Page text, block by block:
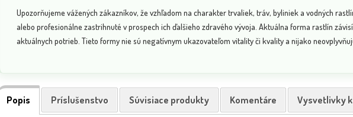
BOMBA NOVINKA
Saturejka horská - Satureja montana NOVINKA
Upozorňujeme vážených zákazníkov, že vzhľadom na charakter trvaliek, tráv, byliniek a vodných
alebo profesionálne zastrihnuté v prospech ich ďalšieho zdravého vývoja. Aktuálna forma rastlín
aktuálnych potrieb. Tieto formy nie sú negatívnym ukazovateľom vitality či kvality a nijako
Popis Príslušenstvo Súvisiace produkty Komentáre Vysvetlivky